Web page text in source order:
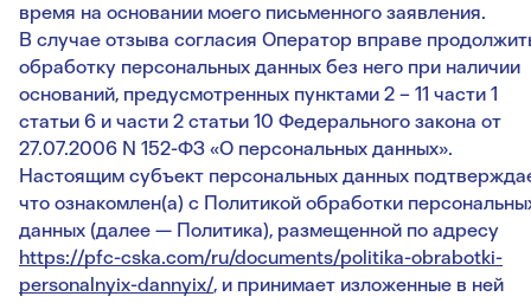
время на основании моего письменного заявления.
В случае отзыва согласия Оператор вправе
обработку персональных данных без него при наличии
оснований, предусмотренных пунктами 2 – 11 части 1
статьи 6 и части 2 статьи 10 Федерального закона от
27.07.2006 N 152-ФЗ «О персональных данных».
Настоящим субъект персональных данных
что ознакомлен(а) с Политикой обработки
данных (далее — Политика), размещенной по адресу
https://pfc-cska.com/ru/documents/politika-obrabotki-
personalnyix-dannyix/, и принимает изложенные в ней